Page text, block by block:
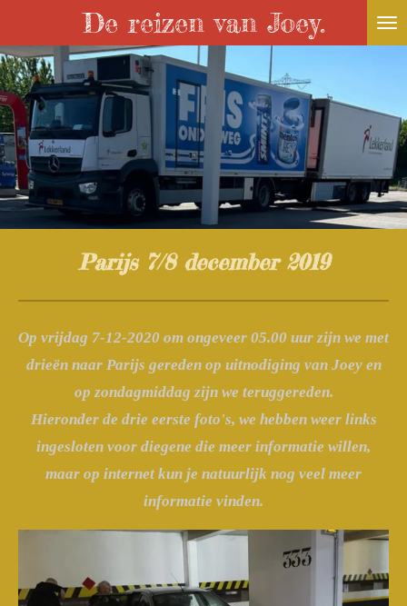
direct
naar
de
hoofdinhoud
De reizen van Joey.
Parijs 7/8 december 2019
Op vrijdag 7-12-2020 om ongeveer 05.00 uur zijn we met
drieën naar Parijs gereden op uitnodiging van Joey en
op zondagmiddag zijn we teruggereden.
Hieronder de drie eerste foto's, we hebben weer links
ingesloten voor diegene die meer informatie willen,
maar op internet kun je natuurlijk nog veel meer
informatie vinden.